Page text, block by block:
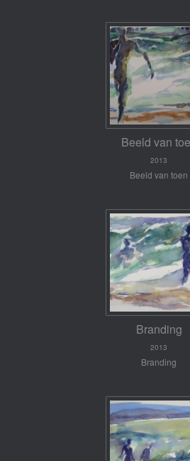
Beeld van
2013
Beeld van toen
Branding
2013
Branding